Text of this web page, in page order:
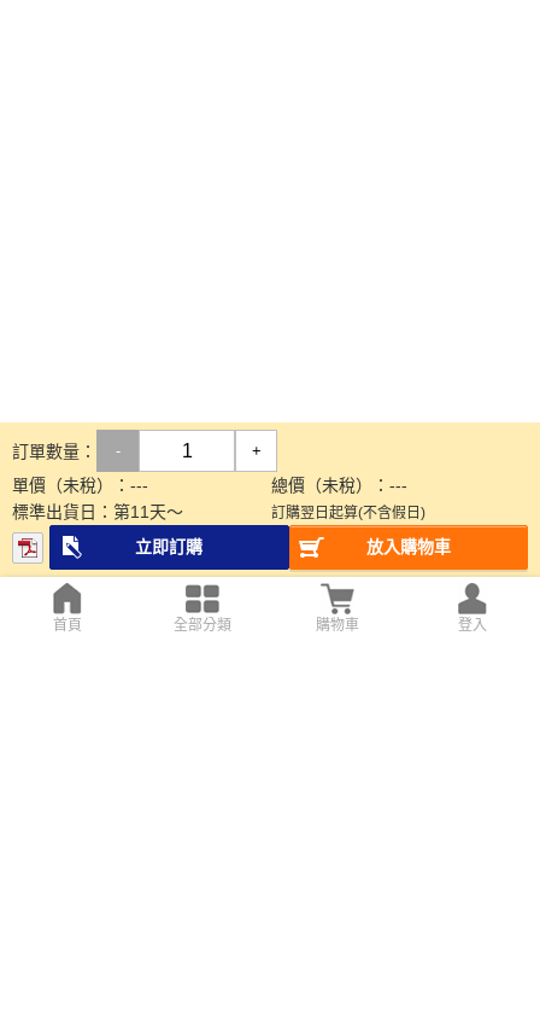
訂單數量： - +
單價（未稅）： --- 總價（未稅）： ---
標準出貨日： 第11 天～ 訂購翌日起算(不含假日)
立即訂購 放入購物車
首頁 全部分類 購物車 登入